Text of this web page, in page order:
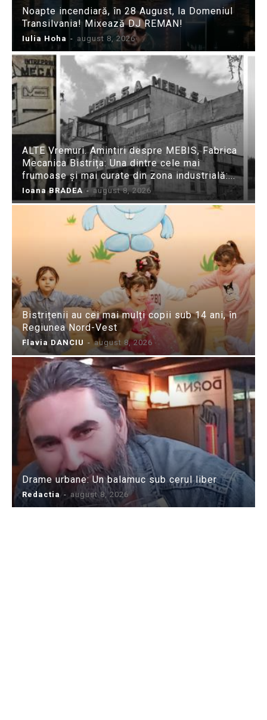
Noapte incendiară, în 28 August, la Domeniul
Transilvania! Mixează DJ REMAN!
Iulia Hoha - august 8, 2026
ALTE Vremuri. Amintiri despre MEBIS, Fabrica
Mecanica Bistrița: Una dintre cele mai
frumoase și mai curate din zona industrială:...
Ioana BRADEA - august 8, 2026
Bistrițenii au cei mai mulți copii sub 14 ani, în
Regiunea Nord-Vest
Flavia DANCIU - august 8, 2026
Drame urbane: Un balamuc sub cerul liber
Redactia - august 8, 2026